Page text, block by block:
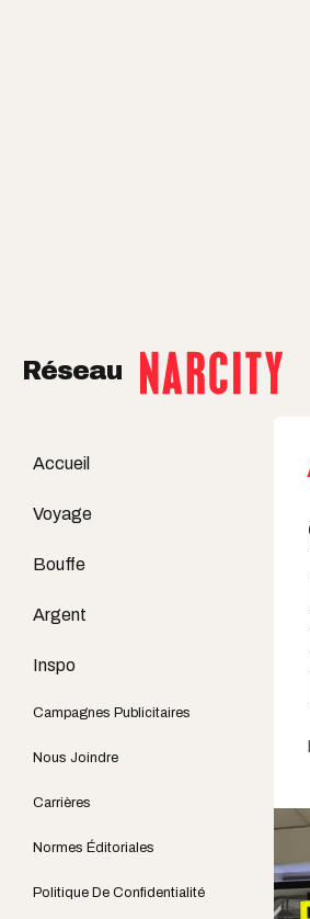
Réseau
Accueil
Voyage
Bouffe
Argent
Inspo
Campagnes Publicitaires
Nous Joindre
Carrières
Normes Éditoriales
Politique De Confidentialité